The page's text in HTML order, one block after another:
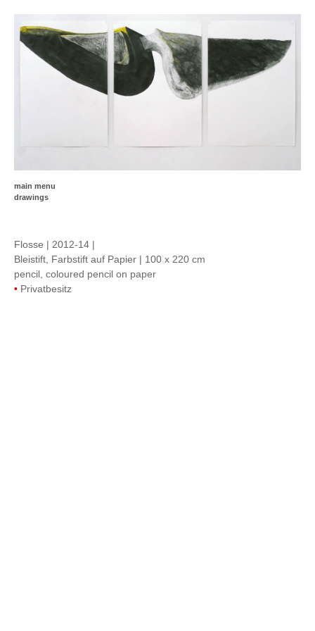
main menu
drawings
Flosse | 2012-14 |
Bleistift, Farbstift auf Papier | 100 x 220 cm
pencil, coloured pencil on paper
• Privatbesitz